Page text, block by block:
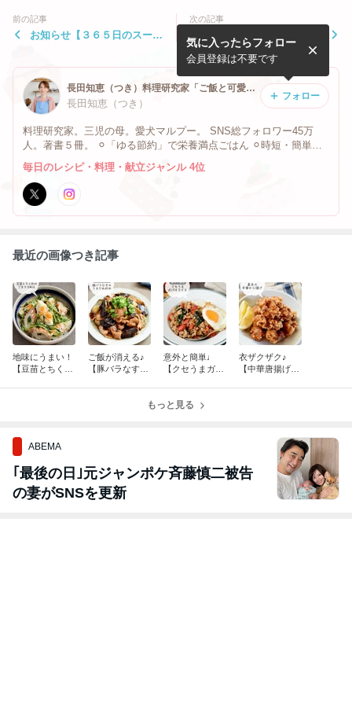
前の記事
お知らせ【３６５日のスー
次の記事
今夜はロールキャベツ。
長田知恵（つき）料理研究家「ご飯と可愛いおやつ、キッチンアイテム」
長田知恵（つき）
料理研究家。三児の母。愛犬マルプー。 SNS総フォロワー45万
人。著書５冊。 ⚪︎「ゆる節約」で栄養満点ごはん ⚪︎時短・簡単・
節約レシピ ⚪︎簡単でも美味しくなる手間は省かない ⚪︎手軽に作れ
るカワイイおやつ .
気に入ったらフォロー
会員登録は不要です
フォロー
毎日のレシピ・料理・献立ジャンル 4位
最近の画像つき記事
地味にうまい！
【豆苗とちくわ
ご飯が消える♪
【豚バラなすの
意外と簡単♩
【クセうまガパ
衣ザクザク♪
【中華唐揚げ】
もっと見る
ABEMA
｢最後の日｣元ジャンポケ斉藤慎二被告
の妻がSNSを更新